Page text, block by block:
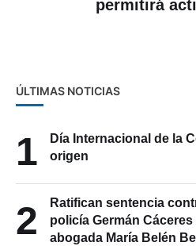
permitirá
ÚLTIMAS NOTICIAS
1
Día Internacional de la
origen
2
Ratifican sentencia
policía Germán
abogada María Belén